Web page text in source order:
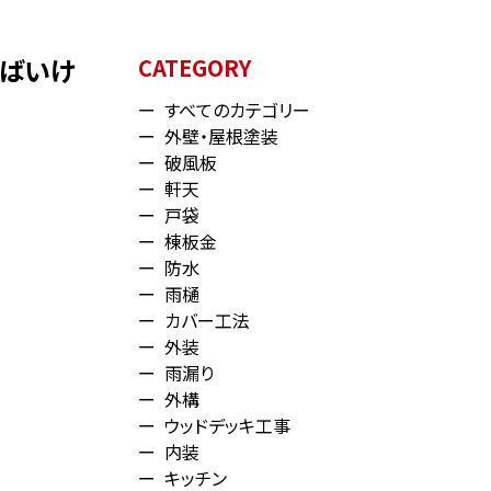
いけ CATEGORY
すべてのカテゴリー
外壁・屋根塗装
破風板
軒天
戸袋
棟板金
防水
雨樋
カバー工法
外装
雨漏り
外構
ウッドデッキ工事
内装
キッチン